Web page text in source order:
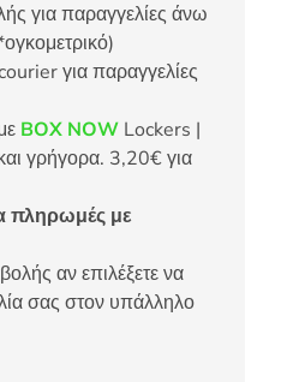
για παραγγελίες άνω
για παραγγελίες
BOX NOW Lockers |
γρήγορα. 3,20€ για
πληρωμές με
αν επιλέξετε να
σας στον υπάλληλο